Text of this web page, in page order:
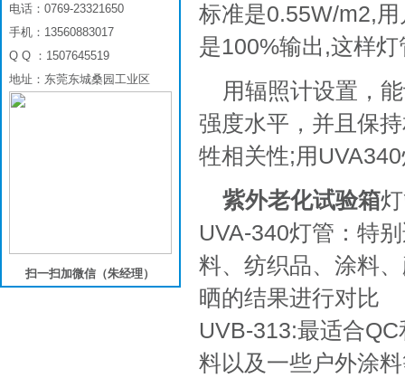
标准是0.55W/m2,
是100%输出,这样
用辐照计设置，
强度水平，并且保
牲相关性;用
紫外老化试验箱
UVA-340灯管：特
料、纺织品、涂料
晒的结果进行对比
UVB-313:最适合
料以及一些户外涂
电话：0769-23321650
手机：13560883017
Q Q ：1507645519
地址：东莞东城桑园工业区
扫一扫加微信（朱经理）